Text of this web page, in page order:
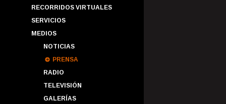
RECORRIDOS VIRTUALES
SERVICIOS
MEDIOS
NOTICIAS
PRENSA
RADIO
TELEVISIÓN
GALERÍAS